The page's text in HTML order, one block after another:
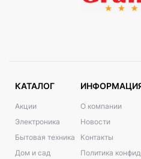
КАТАЛОГ
Акции
Электроника
Бытовая техника
Дом и сад
О компании
Новости
Контакты
Политика